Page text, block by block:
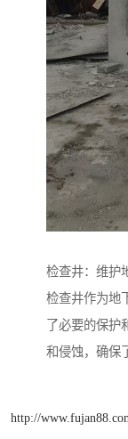
检查井：维护
检查井作为地
了必要的保
和侵蚀，确保
http://